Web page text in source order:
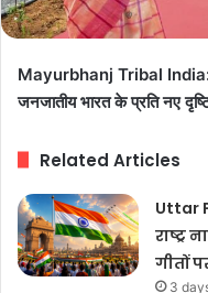
Mayurbhanj Tribal India:
जनजातीय भारत के प्रति नए
Related Articles
Uttar
राष्ट्र
गीतों
3